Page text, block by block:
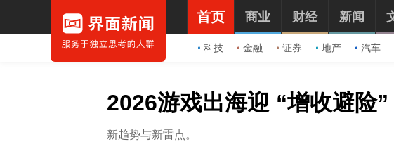
首页
科技 金融 证券 地产 汽车
商业 财经 新闻
2026游戏出海迎 “增收避险”
新趋势与新雷点。